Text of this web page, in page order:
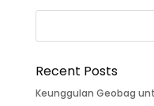
Recent Posts
Keunggulan Geobag